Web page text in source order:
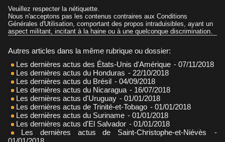
Veuillez respecter la nétiquette.
Nous n'acceptons pas les contenus contraires aux Conditions
Générales d'Utilisation, comportant des propos intraduisibles, ayant un
aspect militant, incitant à la haine ou à une quelconque discrimination.
Autres articles dans la même rubrique ou dossier:
Les dernières actus des États-Unis d'Amérique - 07/11/2018
Les dernières actus du Honduras - 22/10/2018
Les dernières actus du Brésil - 04/09/2018
Les dernières actus du Nicaragua - 16/07/2018
Les dernières actus d'Uruguay - 01/01/2018
Les dernières actus de Trinité-et-Tobago - 01/01/2018
Les dernières actus du Suriname - 01/01/2018
Les dernières actus d'El Salvador - 01/01/2018
Les dernières actus de Saint-Christophe-et-Niévès
-